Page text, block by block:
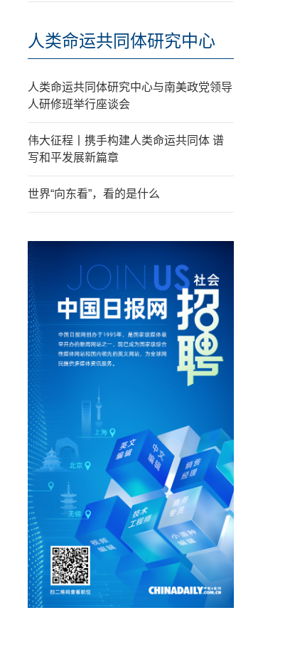
人类命运共同体研究中心
人类命运共同体研究中心与南美政党领导
人研修班举行座谈会
伟大征程丨携手构建人类命运共同体 谱
写和平发展新篇章
世界“向东看”，看的是什么